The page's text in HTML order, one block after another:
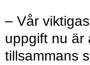
– Vår
uppgift nu är
tillsammans